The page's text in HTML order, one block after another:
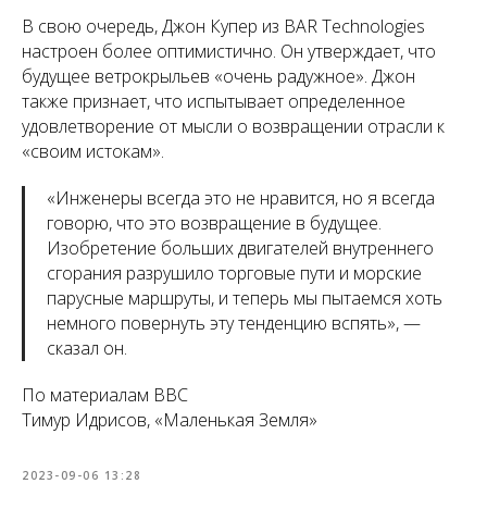
В свою очередь, Джон Купер из BAR Technologies
настроен более оптимистично. Он утверждает, что
будущее ветрокрыльев «очень радужное». Джон
также признает, что испытывает определенное
удовлетворение от мысли о возвращении отрасли к
«своим истокам».
«Инженеры всегда это не нравится, но я всегда
говорю, что это возвращение в будущее.
Изобретение больших двигателей внутреннего
сгорания разрушило торговые пути и морские
парусные маршруты, и теперь мы пытаемся хоть
немного повернуть эту тенденцию вспять», —
сказал он.
По материалам BBC
Тимур Идрисов, «Маленькая Земля»
2023-09-06 13:28